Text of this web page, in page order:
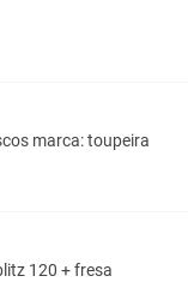
marca: toupeira
120 + fresa